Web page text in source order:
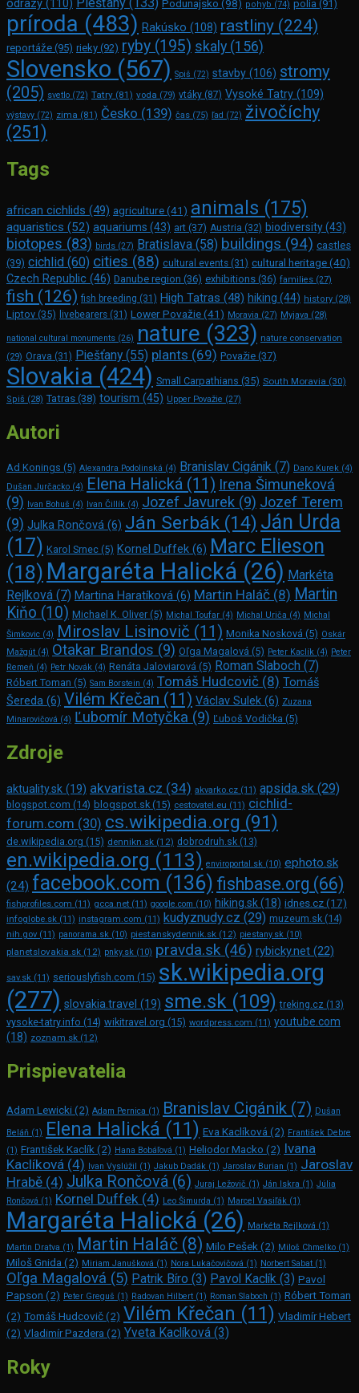
odrazy (110) Podunajsko (98) pohyb (74) polia (91)
príroda (483) Rakúsko (108) rastliny (224)
reportáže (95) rieky (92) ryby (195) skaly (156)
Slovensko (567) Spiš (72) stavby (106) stromy
(205) svetlo (72) Tatry (81) voda (79) vtáky (87) Vysoké Tatry (109)
výstavy (72) zima (81) Česko (139) čas (75) ľad (72) živočíchy
(251)
Tags
african cichlids (49) agriculture(41) animals (175)
aquaristics (52) aquariums (43) art (37) Austria (32) biodiversity(43)
biotopes (83) birds (27) Bratislava (58) buildings (94) castles
(39) cichlid (60) cities (88) cultural events (31) cultural heritage (40)
Czech Republic (46) Danube region (36) exhibitions (36) families (27)
fish (126) fish breeding (31) High Tatras (48) hiking (44) history (28)
Liptov (35) livebearers (31) Lower Považie(41) Moravia (27) Myjava (28)
national cultural monuments (26) nature (323) nature conservation
(29) Orava (31) Piešťany (55) plants (69) Považie (37)
Slovakia (424) Small Carpathians (35) South Moravia (30)
Spiš (28) Tatras (38) tourism (45) Upper Považie (27)
Autori
Ad Konings (5) Alexandra Podolinská (4) Branislav Cigánik (7) Dano Kurek (4)
Dušan Jurčacko (4) Elena Halická (11) Irena Šimuneková
(9)
Ivan Bohuš (4) Ivan Čillík (4) Jozef Javurek (9) Jozef Terem
(9) Julka Rončová (6) Ján Serbák (14) Ján Urda
(17) Karol Srnec (5) Kornel Duffek (6) Marc Elie­son
(18) Margaréta Halická (26) Markéta
Rejlková (7) Martina Haratíková (6) Martin Haláč (8) Martin
Kiňo (10) Michael K. Oliver (5) Michal Toufar (4) Michal Uriča (4) Michal
Šimkovic (4) Miroslav Lisinovič (11) Monika Nosková (5) Oskár
Mažgút (4) Otakar Brandos (9) Oľga Magalová (5) Peter Kaclík (4) Peter
Remeň (4) Petr Novák (4) Renáta Jaloviarová (5) Roman Slaboch (7)
Róbert Toman (5) Sam Bors­tein (4) Tomáš Hudcovič (8) Tomáš
Šereda (6) Vilém Křečan (11) Václav Sulek (6) Zuzana
Minarovičová (4) Ľubomír Motyčka (9) Ľuboš Vodička (5)
Zdroje
aktuality.sk (19) akvarista.cz (34) akvarko.cz (11) apsida.sk (29)
blogspot.com (14) blogspot.sk (15) cestovatel.eu (11) cichlid-
forum.com (30) cs.wikipedia.org (91)
de.wikipedia.org (15) dennikn.sk (12) dobrodruh.sk (13)
en.wikipedia.org (113) enviroportal.sk (10) ephoto.sk
(24) facebook.com (136) fishbase.org (66)
fishprofiles.com (11) gcca.net (11) google.com (10) hiking.sk(18) idnes.cz(17)
infoglobe.sk (11) instagram.com (11) kudyznudy.cz (29) muzeum.sk (14)
nih.gov (11) panorama.sk (10) piestanskydennik.sk (12) piestany.sk (10)
planetslovakia.sk (12) pnky.sk (10) pravda.sk (46) rybicky.net (22)
sav.sk (11) seriouslyfish.com (15) sk.wikipedia.org
(277) slovakia.travel (19) sme.sk (109) treking.cz (13)
vysoke-tatry.info (14) wikitravel.org (15) wordpress.com (11) youtube.com
(18) zoznam.sk (12)
Prispievatelia
Adam Lewicki(2) Adam Pernica (1) Branislav Cigánik (7) Dušan
Beláň (1) Elena Halická (11) Eva Kaclíková (2) František Debre
(1) František Kaclík (2) Hana Bobáľová (1) Heliodor Macko (2) Ivana
Kaclíková (4) Ivan Vyslúžil (1) Jakub Dadák (1) Jaroslav Burian (1) Jaroslav
Hrabě (4) Julka Rončová (6) Juraj Ležovič (1) Ján Iskra (1) Júlia
Rončová (1) Kornel Duffek (4) Leo Šimurda (1) Marcel Vasiľák (1)
Margaréta Halická (26) Markéta Rejlková (1)
Martin Dratva (1) Martin Haláč (8) Milo Pešek (2) Miloš Chmelko (1)
Miloš Gnida (2) Miriam Janušková (1) Nora Lukačovičová (1) Norbert Sabat (1)
Oľga Magalová (5) Patrik Bíro (3) Pavol Kaclík (3) Pavol
Papson (2) Peter Greguš (1) Radovan Hilbert (1) Roman Slaboch (1) Róbert Toman
(2) Tomáš Hudcovič(2) Vilém Křečan (11) Vladimír Hebert
(2) Vladimír Pazdera (2) Yveta Kaclíková (3)
Roky